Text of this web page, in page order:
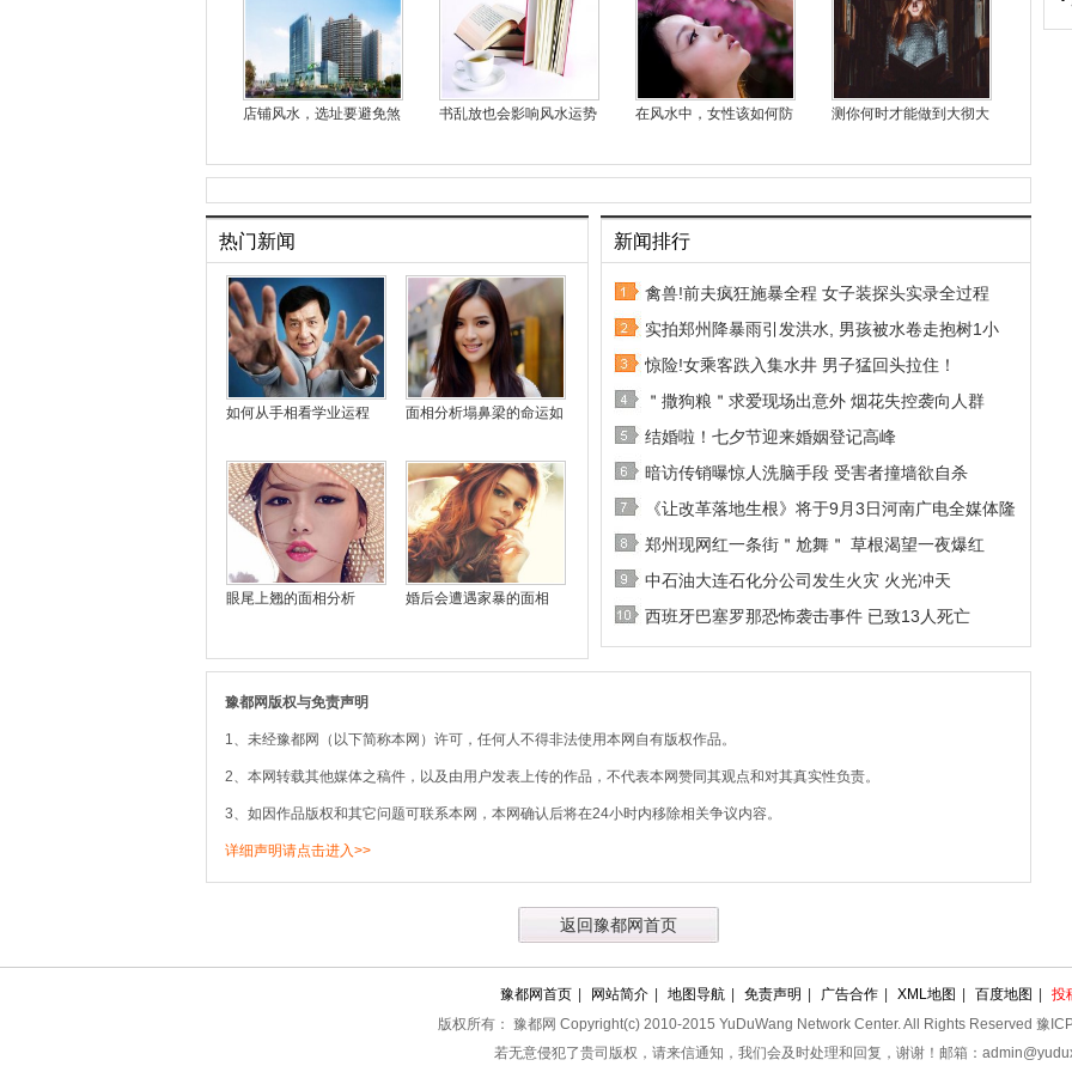
店铺风水，选址要避免煞 书乱放也会影响风水运势 在风水中，女性该如何防 测你何时才能做到大彻大
热门新闻
如何从手相看学业运程 面相分析塌鼻梁的命运如
眼尾上翘的面相分析 婚后会遭遇家暴的面相
新闻排行
禽兽!前夫疯狂施暴全程 女子装探头实录全过程
实拍郑州降暴雨引发洪水, 男孩被水卷走抱树1小
惊险!女乘客跌入集水井 男子猛回头拉住！
＂撒狗粮＂求爱现场出意外 烟花失控袭向人群
结婚啦！七夕节迎来婚姻登记高峰
暗访传销曝惊人洗脑手段 受害者撞墙欲自杀
《让改革落地生根》将于9月3日河南广电全媒体隆
郑州现网红一条街＂尬舞＂ 草根渴望一夜爆红
中石油大连石化分公司发生火灾 火光冲天
西班牙巴塞罗那恐怖袭击事件 已致13人死亡
豫都网版权与免责声明
1、未经豫都网（以下简称本网）许可，任何人不得非法使用本网自有版权作品。
2、本网转载其他媒体之稿件，以及由用户发表上传的作品，不代表本网赞同其观点和对其真实性负责。
3、如因作品版权和其它问题可联系本网，本网确认后将在24小时内移除相关争议内容。
详细声明请点击进入>>
返回豫都网首页
豫都网首页 网站简介 地图导航 免责声明 广告合作 XML地图 百度地图
投
版权所有： 豫都网 Copyright(c) 2010-2015 YuDuWang Network Center. All Rights Reserved 豫
若无意侵犯了贵司版权，请来信通知，我们会及时处理和回复，谢谢！邮箱：